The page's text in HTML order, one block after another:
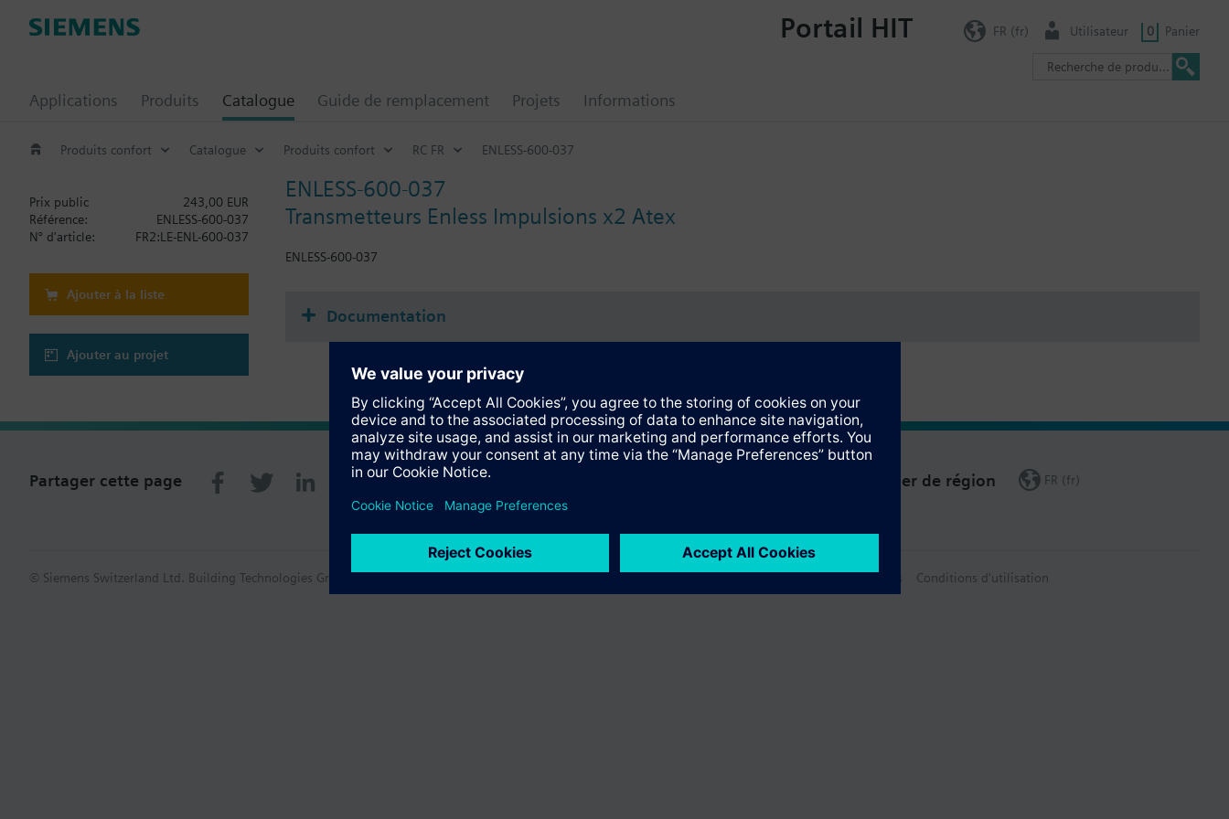
Applications Produits Catalogue Guide de remplacement Projets Informations
Portail HIT FR (fr) Utilisateur 0 Panier
Produits confort Catalogue Produits confort RC FR ENLESS-600-037
ENLESS-600-037
Transmetteurs Enless Impulsions x2 Atex
ENLESS-600-037
Prix public
243,00 EUR
Référence:
ENLESS-600-037
N° d'article:
FR2:LE-ENL-600-037
Ajouter à la liste
Ajouter au projet
Documentation
Partager cette page Changer de région FR (fr)
© Siemens Switzerland Ltd. Building Technologies Group - 2016 Le portefeuille des produits peut varier en fonction du pays | Protection des données Conditions d'utilisation